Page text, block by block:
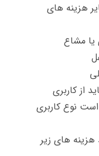
هزینه های
یا مشاع
از کاربری
نوع کاربری
هزینه های زیر